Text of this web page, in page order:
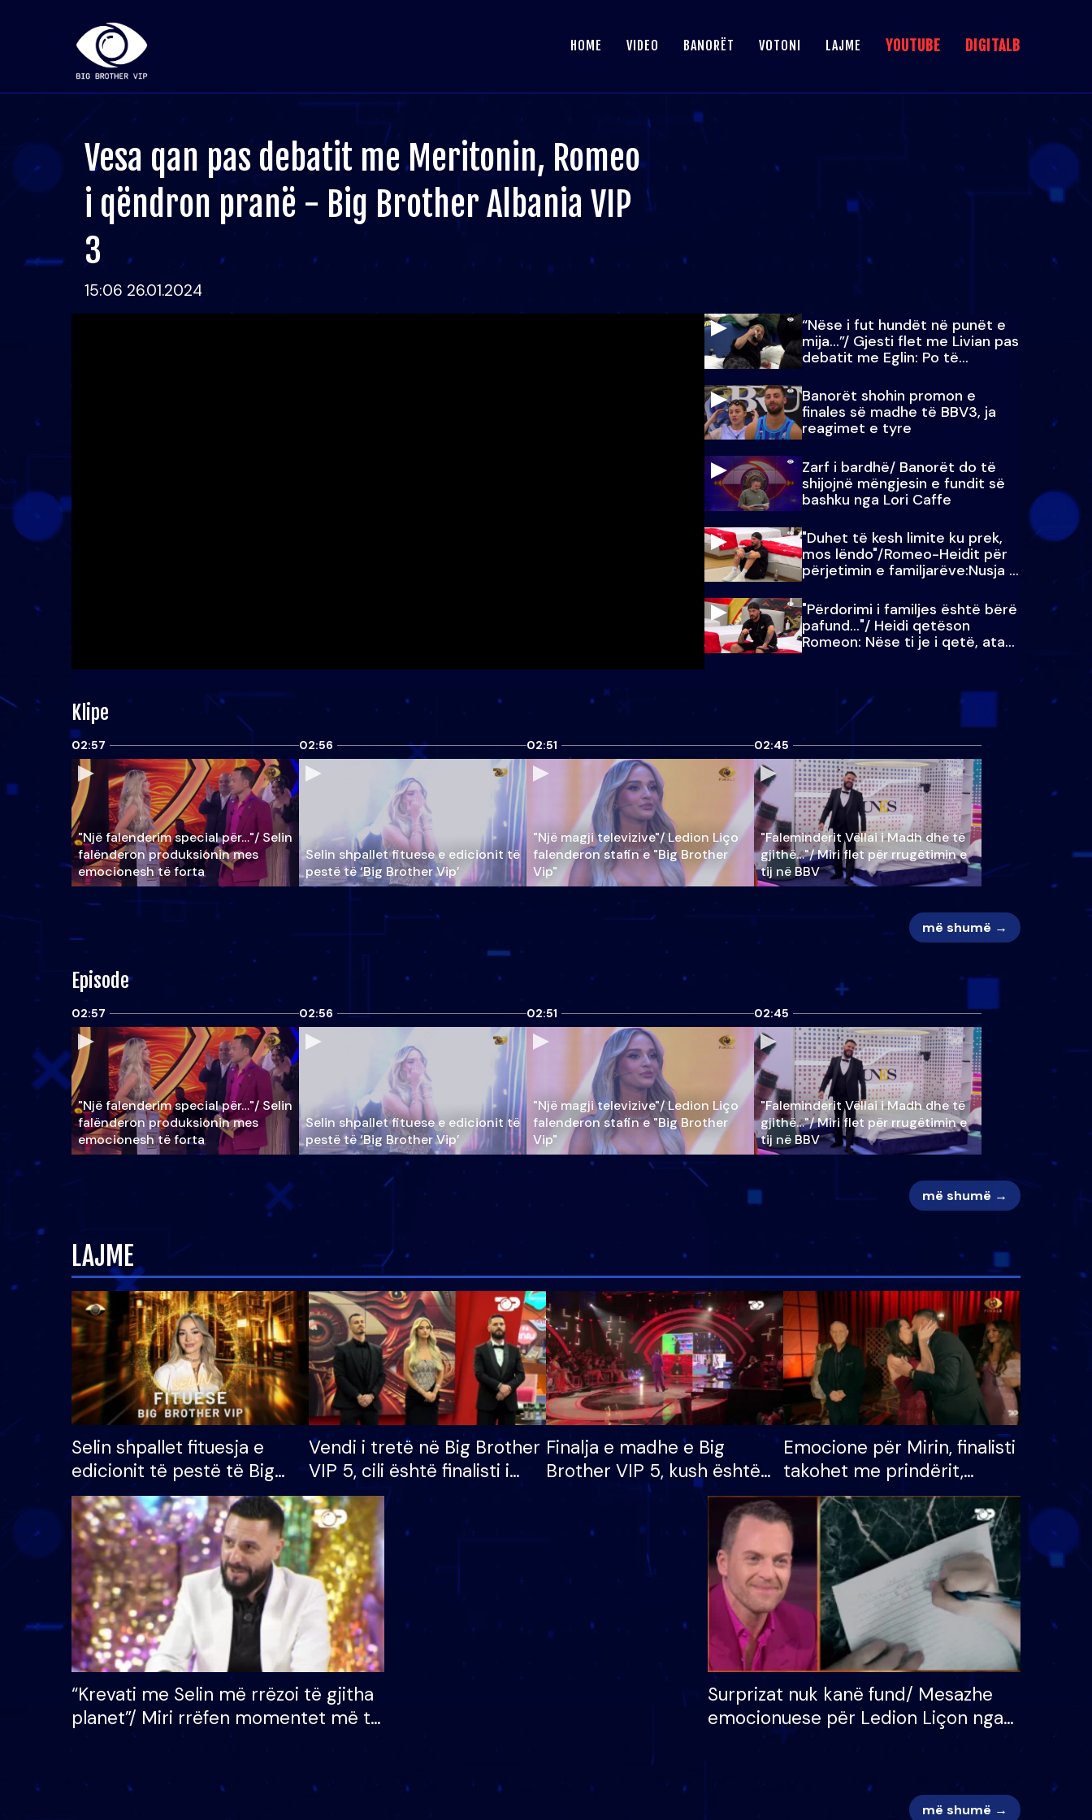
HOME VIDEO BANORËT VOTONI LAJME YOUTUBE DIGITALB
Vesa qan pas debatit me Meritonin, Romeo
i qëndron pranë - Big Brother Albania VIP
3
15:06 26.01.2024
“Nëse i fut hundët në punët e
mija…”/ Gjesti flet me Livian pas
debatit me Eglin: Po të
paralajmëroj
Banorët shohin promon e
finales së madhe të BBV3, ja
reagimet e tyre
Zarf i bardhë/ Banorët do të
shijojnë mëngjesin e fundit së
bashku nga Lori Caffe
"Duhet të kesh limite ku prek,
mos lëndo"/Romeo-Heidit për
përjetimin e familjarëve:Nusja e
Julit…
"Përdorimi i familjes është bërë
pafund…"/ Heidi qetëson
Romeon: Nëse ti je i qetë, ata
qetësohen
Klipe
02:57
"Një falenderim special për…"/ Selin
falënderon produksionin mes
emocionesh të forta
02:56
Selin shpallet fituese e edicionit të
pestë të ‘Big Brother Vip’
02:51
"Një magji televizive"/ Ledion Liço
falenderon stafin e "Big Brother
Vip"
02:45
"Faleminderit Vëllai i Madh dhe të
gjithë…"/ Miri flet për rrugëtimin e
tij në BBV
më shumë →
Episode
02:57
"Një falenderim special për…"/ Selin
falënderon produksionin mes
emocionesh të forta
02:56
Selin shpallet fituese e edicionit të
pestë të ‘Big Brother Vip’
02:51
"Një magji televizive"/ Ledion Liço
falenderon stafin e "Big Brother
Vip"
02:45
"Faleminderit Vëllai i Madh dhe të
gjithë…"/ Miri flet për rrugëtimin e
tij në BBV
më shumë →
LAJME
Selin shpallet fituesja e
edicionit të pestë të Big
Brother VIP, rrëmben
çmimin e madh prej 100
mijë eurosh
Vendi i tretë në Big Brother
VIP 5, cili është finalisti i
radhës që lë shtëpinë
Finalja e madhe e Big
Brother VIP 5, kush është
banori i parë që lë shtëpinë
dhe humb mundësinë për
të fituar çmimin e madh
Emocione për Mirin, finalisti
takohet me prindërit,
vajzën dhe bashkëshorten:
S’kemi ndonjë letër divorci
apo jo?
“Krevati me Selin më rrëzoi të gjitha
planet”/ Miri rrëfen momentet më të
bukura në shtëpinë e BB VIP: Do më
Surprizat nuk kanë fund/ Mesazhe
emocionuese për Ledion Liçon nga
nëna dhe fëmijët e tij, moderatori
më shumë →